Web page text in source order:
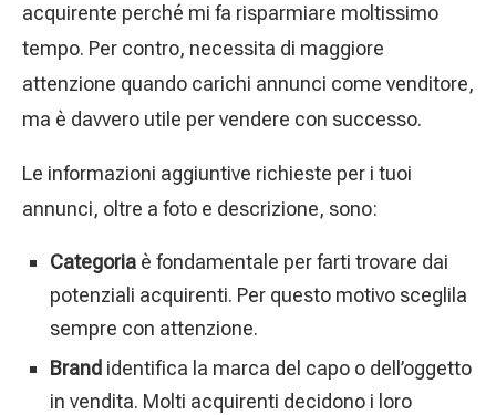
acquirente perché mi fa risparmiare moltissimo
tempo. Per contro, necessita di maggiore
attenzione quando carichi annunci come venditore,
ma è davvero utile per vendere con successo.
Le informazioni aggiuntive richieste per i tuoi
annunci, oltre a foto e descrizione, sono:
Categoria è fondamentale per farti trovare dai
potenziali acquirenti. Per questo motivo sceglila
sempre con attenzione.
Brand identifica la marca del capo o dell’oggetto
in vendita. Molti acquirenti decidono i loro